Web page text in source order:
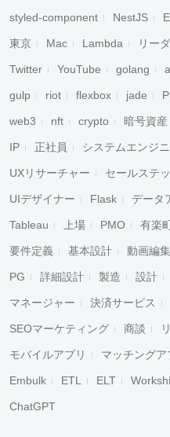
styled-component NestJS
東京 Mac Lambda リー
Twitter YouTube golang
gulp riot flexbox jade
web3 nft crypto 暗号資産
IP 正社員 システムエンジ
UXリサーチャー セールステ
UIデザイナー Flask データ
Tableau 上場 PMO 有楽
要件定義 基本設計 動画編集
PG 詳細設計 製造 設計
マネージャー 決済サービス
SEOマーケティング 商談
モバイルアプリ マッチングア
Embulk ETL ELT
ChatGPT